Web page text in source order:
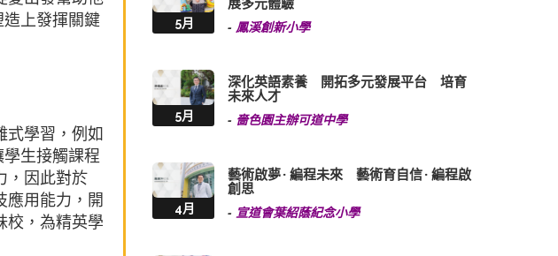
上發揮關鍵
式學習，例如
生接觸課程
，因此對於
應用能力，開
校，為精英學
5月 -鳳溪創新小學
5月
深化英語素養 開拓多元發展平台 培育
未來人才
- 嗇色園主辦可道中學
4月
藝術啟夢 · 編程未來 藝術育自信 · 編程啟
創思
- 宣道會葉紹蔭紀念小學